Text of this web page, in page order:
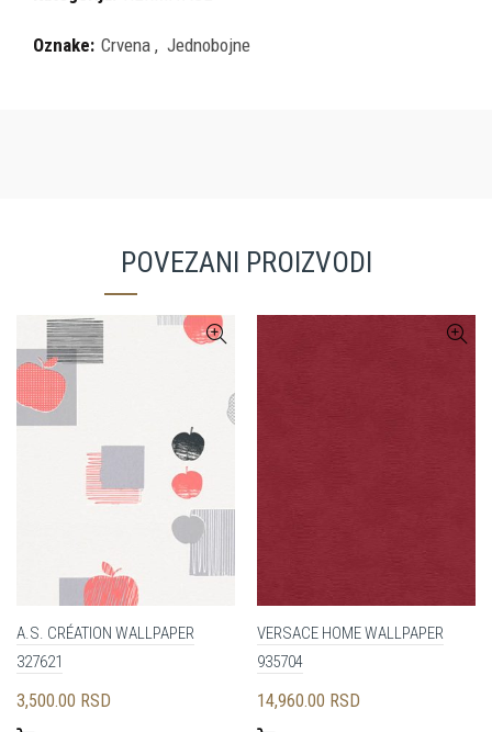
Oznake: Crvena , Jednobojne
POVEZANI PROIZVODI
A.S. CRÉATION WALLPAPER
327621
3,500.00 RSD
VERSACE HOME WALLPAPER
935704
14,960.00 RSD